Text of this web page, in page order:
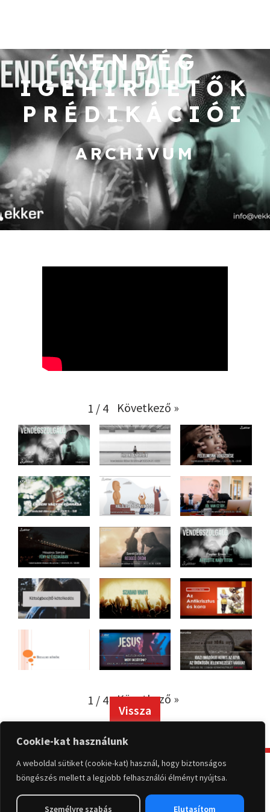
Cookie-kat használunk
A weboldal sütiket (cookie-kat) használ, hogy biztonságos
böngészés mellett a legjobb felhasználói élményt nyújtsa.
Személyre szabás Elutasítom
VENDÉG
IGEHIRDETŐK
PRÉDIKÁCIÓI
ARCHÍVUM
1 / 4 Következő »
1 / 4 Következő »
Vissza
KAPCSOLAT